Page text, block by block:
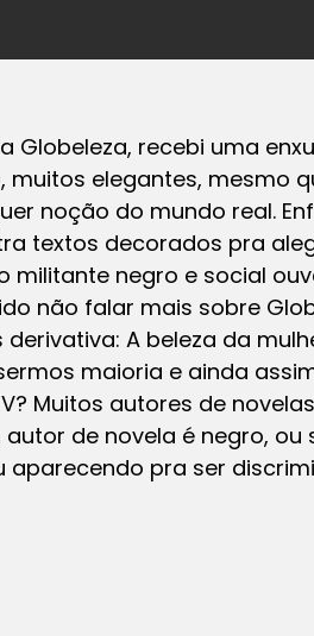
Globeleza, recebi uma
muitos elegantes, mesmo
noção do mundo real.
textos decorados pra
negro e social
não falar mais sobre
A beleza da
maioria e ainda
Muitos autores de
de novela é negro, ou
aparecendo pra ser